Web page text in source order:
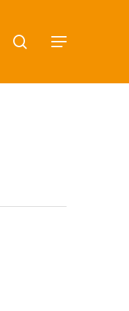
Menu
search